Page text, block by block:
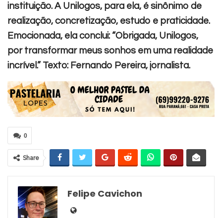
instituição. A Unilogos, para ela, é sinônimo de
realização, concretização, estudo e praticidade.
Emocionada, ela conclui: “Obrigada, Unilogos,
por transformar meus sonhos em uma realidade
incrível.” Texto: Fernando Pereira, jornalista.
0
Share
Felipe Cavichon